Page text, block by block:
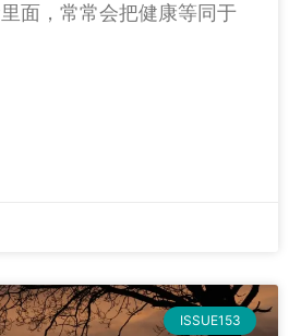
面，常常会把健康等同于
ISSUE153